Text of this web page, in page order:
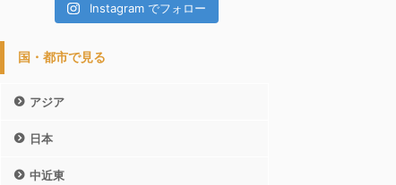
Instagram でフォロー
国・都市で見る
アジア
日本
中近東